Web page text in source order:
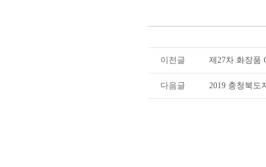
이전글 제27차 화장품
다음글 2019 충청북도